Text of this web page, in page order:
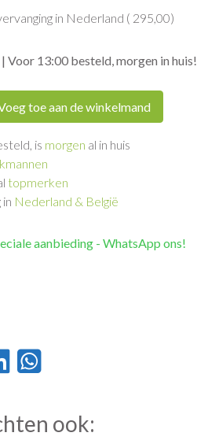
in Nederland ( 295,00)
| Voor 13:00 besteld, morgen in huis!
toe aan de winkelmand
is morgen al in huis
topmerken
Nederland & België
aanbieding - WhatsApp ons!
ook: